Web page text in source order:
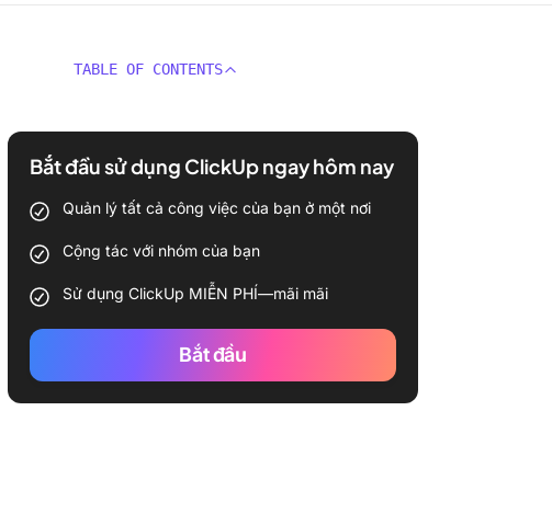
TABLE OF CONTENTS
Bắt đầu sử dụng ClickUp ngay hôm nay
Quản lý tất cả công việc của bạn ở một nơi
Cộng tác với nhóm của bạn
Sử dụng ClickUp MIỄN PHÍ—mãi mãi
Bắt đầu